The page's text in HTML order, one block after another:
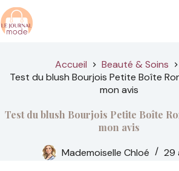
Passer
au
contenu
Accueil
Beauté & Soins
Test du blush Bourjois Petite Boîte
mon avis
Test du blush Bourjois Petite Boîte
mon avis
Mademoiselle Chloé
29